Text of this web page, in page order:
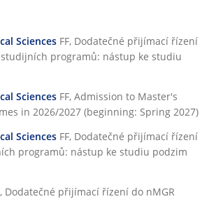
Sciences FF, Dodatečné přijímací řízení
programů: nástup ke studiu
Sciences FF, Admission to Master's
in 2026/2027 (beginning: Spring 2027)
Sciences FF, Dodatečné přijímací řízení
programů: nástup ke studiu podzim
, Dodatečné přijímací řízení do nMGR